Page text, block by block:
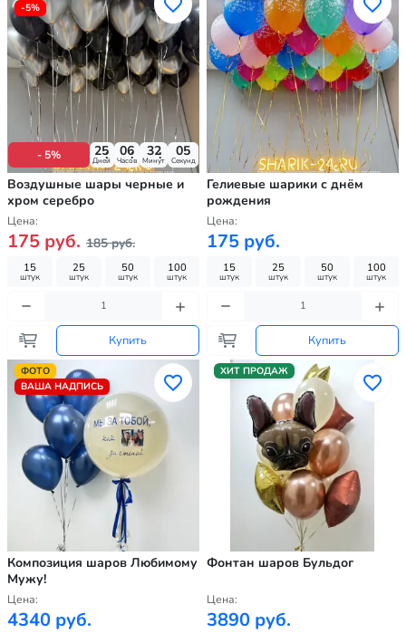
-5%
- 5% 25
Дней
06
Часов
32
Минут
03
Секунд
Воздушные шары черные и
хром серебро
Цена:
175 руб. 185 руб.
15
штук
25
штук
50
штук
100
штук
Купить
Гелиевые шарики с днём
рождения
Цена:
175 руб.
15
штук
25
штук
50
штук
100
штук
Купить
ФОТО
ВАША НАДПИСЬ
Композиция шаров Любимому
Мужу!
Цена:
4340 руб.
ХИТ ПРОДАЖ
Фонтан шаров Бульдог
Цена:
3890 руб.